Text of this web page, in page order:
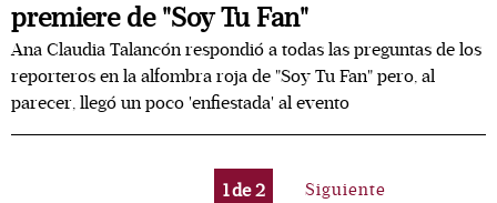
premiere de "Soy Tu Fan"
Ana Claudia Talancón respondió a todas las preguntas de los
reporteros en la alfombra roja de "Soy Tu Fan" pero, al
parecer, llegó un poco 'enfiestada' al evento
1de2 Siguiente